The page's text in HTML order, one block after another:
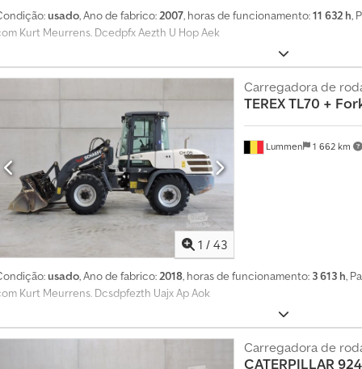
usado, Ano de fabrico:2007, horas de funcionamento:11 632 h,
Kurt Meurrens. Dcedpfx Aezth U Hop Aek
1 / 43
Lummen 1 662 km
Carregadora de
TEREXTL70 +
usado, Ano de fabrico: 2018, horas de funcionamento: 3 613 h,
Kurt Meurrens. Dcsdpfezth Uajx Ap Aok
Carregadora de
CATERPILLAR